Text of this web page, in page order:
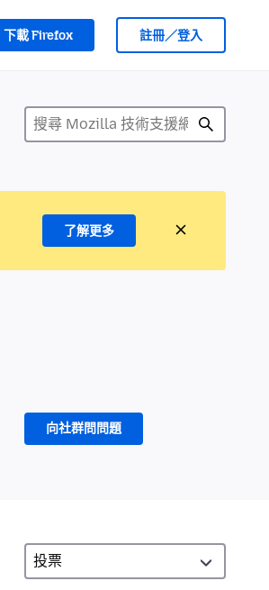
下載 Firefox 註冊／登入
了解更多
向社群問問題